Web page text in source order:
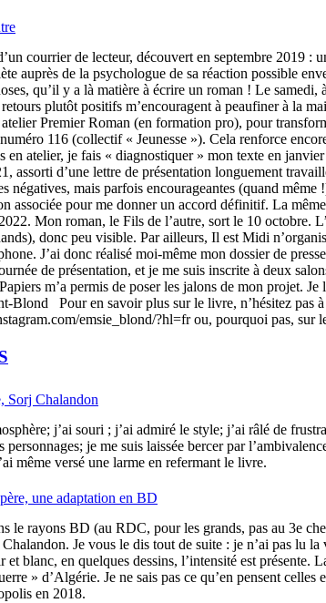
courrier de lecteur, découvert en septembre 2019 :
auprès de la psychologue de sa réaction possible
qu’il y a là matière à écrire un roman ! Le
plutôt positifs m’encouragent à peaufiner à la
atelier Premier Roman (en formation pro), pour
116 (collectif « Jeunesse »). Cela renforce
en atelier, je fais « diagnostiquer » mon texte en
assorti d’une lettre de présentation longuement
négatives, mais parfois encourageantes (quand
associée pour me donner un accord définitif. La
Mon roman, le Fils de l’autre, sort le 10 octobre.
donc peu visible. Par ailleurs, Il est Midi
J’ai donc réalisé moi-même mon dossier de
de présentation, et je me suis inscrite à deux
m’a permis de poser les jalons de mon projet.
Blond Pour en savoir plus sur le livre, n’hésitez pas
emsie_blond/?hl=fr ou, pourquoi pas,
Sorj Chalandon
j’ai souri ; j’ai admiré le style; j’ai râlé de
personnages; je me suis laissée bercer par
même versé une larme en refermant le livre.
une adaptation en BD
le rayons BD (au RDC, pour les grands, pas au 3e
Je vous le dis tout de suite : je n’ai pas lu
et blanc, en quelques dessins, l’intensité est présente.
» d’Algérie. Je ne sais pas ce qu’en pensent
en 2018.